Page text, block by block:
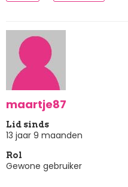
maartje87
Lid sinds
13 jaar 9 maanden
Rol
Gewone gebruiker